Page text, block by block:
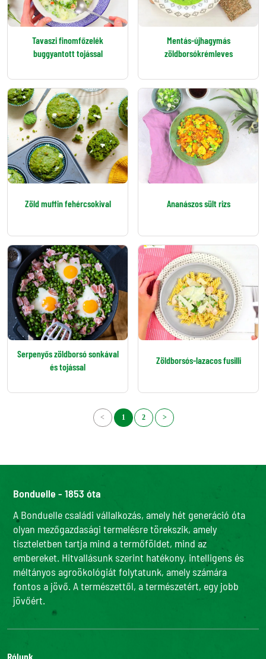
Tavaszi finomfőzelék
buggyantott tojással
Mentás-újhagymás
zöldborsókrémleves
Zöld muffin fehércsokival Ananászos sült rizs
Serpenyős zöldborsó sonkával
és tojással
Zöldborsós-lazacos fusilli
< 1 2 >
Bonduelle - 1853 óta
A Bonduelle családi vállalkozás, amely hét generáció óta
olyan mezőgazdasági termelésre törekszik, amely
tiszteletben tartja mind a termőföldet, mind az
embereket. Hitvallásunk szerint hatékony, intelligens és
méltányos agroökológiát folytatunk, amely számára
fontos a jövő. A természettől, a természetért, egy jobb
jövőért.